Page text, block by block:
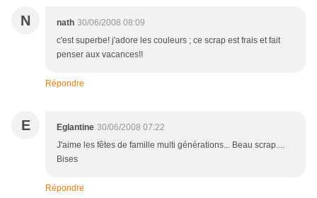
N nath 30/06/2008 08:09
c'est superbe! j'adore les couleurs ; ce scrap est frais et fait
penser aux vacances!!
Répondre
E Eglantine 30/06/2008 07:22
J'aime les fêtes de famille multi générations... Beau scrap....
Bises
Répondre